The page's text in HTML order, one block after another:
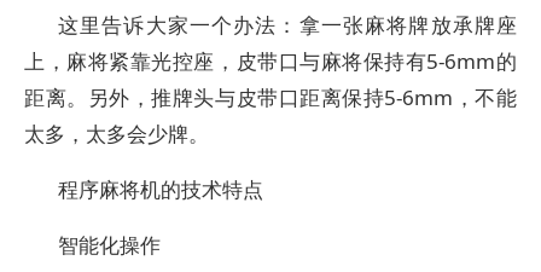
这里告诉大家一个办法：拿一张麻将牌放承牌座
上，麻将紧靠光控座，皮带口与麻将保持有5-6mm的
距离。另外，推牌头与皮带口距离保持5-6mm，不能
太多，太多会少牌。
程序麻将机的技术特点
智能化操作